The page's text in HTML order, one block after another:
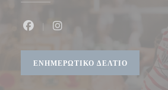
Facebook ((ανοίγει σε νέο
ΕΝΗΜΕΡΩΤΙΚΌ ΔΕΛΤΊΟ